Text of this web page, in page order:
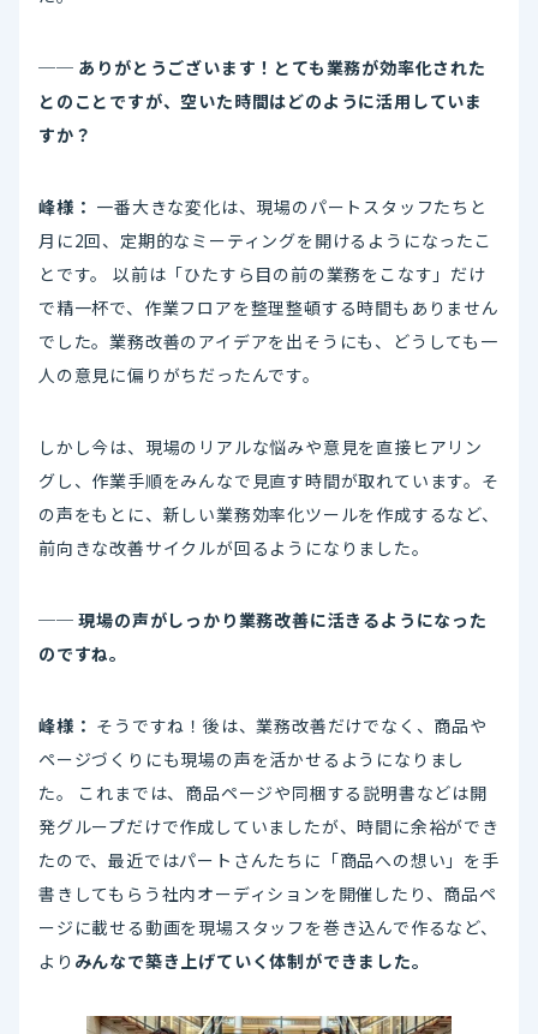
── ありがとうございます！とても業務が効率化された
とのことですが、空いた時間はどのように活用していま
すか？
峰様： 一番大きな変化は、現場のパートスタッフたちと
月に2回、定期的なミーティングを開けるようになったこ
とです。 以前は「ひたすら目の前の業務をこなす」だけ
で精一杯で、作業フロアを整理整頓する時間もありません
でした。業務改善のアイデアを出そうにも、どうしても一
人の意見に偏りがちだったんです。
しかし今は、現場のリアルな悩みや意見を直接ヒアリン
グし、作業手順をみんなで見直す時間が取れています。そ
の声をもとに、新しい業務効率化ツールを作成するなど、
前向きな改善サイクルが回るようになりました。
── 現場の声がしっかり業務改善に活きるようになった
のですね。
峰様： そうですね！後は、業務改善だけでなく、商品や
ページづくりにも現場の声を活かせるようになりまし
た。 これまでは、商品ページや同梱する説明書などは開
発グループだけで作成していましたが、時間に余裕ができ
たので、最近ではパートさんたちに「商品への想い」を手
書きしてもらう社内オーディションを開催したり、商品ペ
ージに載せる動画を現場スタッフを巻き込んで作るなど、
より みんなで築き上げていく体制ができました。